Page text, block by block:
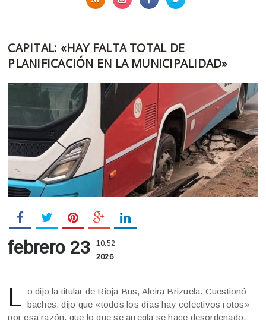
CAPITAL: «HAY FALTA TOTAL DE
PLANIFICACIÓN EN LA MUNICIPALIDAD»
febrero 23 10:52
2026
L o dijo la titular de Rioja Bus, Alcira Brizuela. Cuestionó
baches, dijo que «todos los días hay colectivos rotos»
por esa razón, que lo que se arregla se hace desordenado,